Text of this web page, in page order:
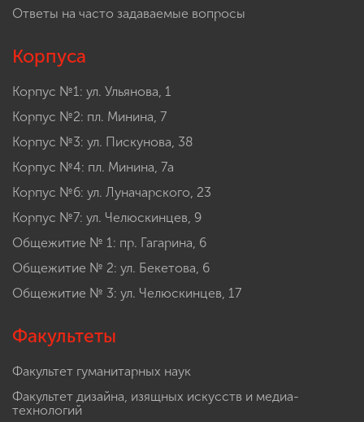
Ответы на часто задаваемые вопросы
Корпуса
Корпус №1: ул. Ульянова, 1
Корпус №2: пл. Минина, 7
Корпус №3: ул. Пискунова, 38
Корпус №4: пл. Минина, 7а
Корпус №6: ул. Луначарского, 23
Корпус №7: ул. Челюскинцев, 9
Общежитие № 1: пр. Гагарина, 6
Общежитие № 2: ул. Бекетова, 6
Общежитие № 3: ул. Челюскинцев, 17
Факультеты
Факультет гуманитарных наук
Факультет дизайна, изящных искусств и медиа-
технологий